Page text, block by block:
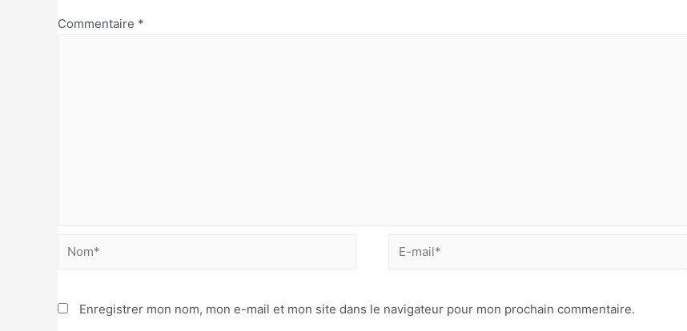
Commentaire *
Enregistrer mon nom, mon e-mail et mon site dans le navigateur pour mon prochain commentaire.